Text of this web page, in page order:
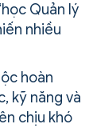
Quản lý
nhiều
hoàn
kỹ năng và
chịu khó